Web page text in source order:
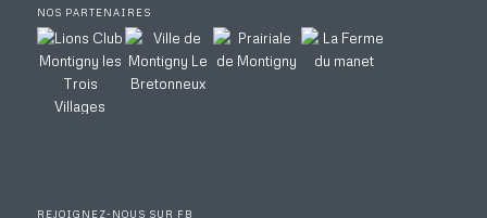
NOS PARTENAIRES
REJOIGNEZ-NOUS SUR FB